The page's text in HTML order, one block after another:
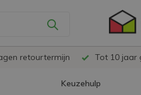
retourtermijn Tot 10 jaar
Keuzehulp